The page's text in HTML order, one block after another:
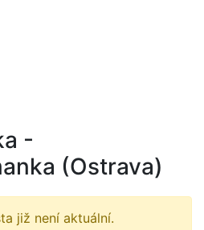
-
(Ostrava)
již není aktuální.